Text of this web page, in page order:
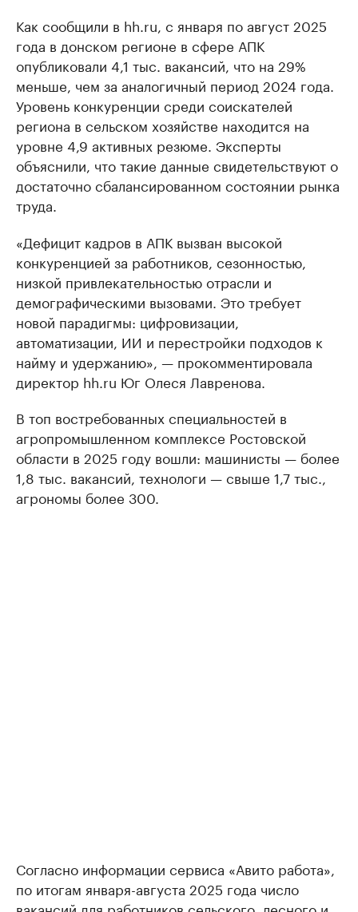
Как сообщили в hh.ru, с января по август 2025
года в донском регионе в сфере АПК
опубликовали 4,1 тыс. вакансий, что на 29%
меньше, чем за аналогичный период 2024 года.
Уровень конкуренции среди соискателей
региона в сельском хозяйстве находится на
уровне 4,9 активных резюме. Эксперты
объяснили, что такие данные свидетельствуют о
достаточно сбалансированном состоянии рынка
труда.
«Дефицит кадров в АПК вызван высокой
конкуренцией за работников, сезонностью,
низкой привлекательностью отрасли и
демографическими вызовами. Это требует
новой парадигмы: цифровизации,
автоматизации, ИИ и перестройки подходов к
найму и удержанию», — прокомментировала
директор hh.ru Юг Олеся Лавренова.
В топ востребованных специальностей в
агропромышленном комплексе Ростовской
области в 2025 году вошли: машинисты — более
1,8 тыс. вакансий, технологи — свыше 1,7 тыс.,
агрономы более 300.
Согласно информации сервиса «Авито работа»,
по итогам января-августа 2025 года число